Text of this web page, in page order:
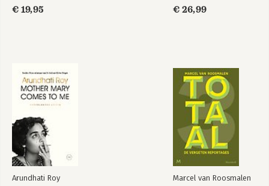
€ 19,95
€ 26,99
Arundhati Roy Marcel van Roosmalen